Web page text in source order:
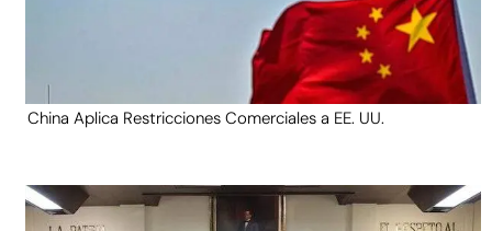
China Aplica Restricciones Comerciales a EE. UU.